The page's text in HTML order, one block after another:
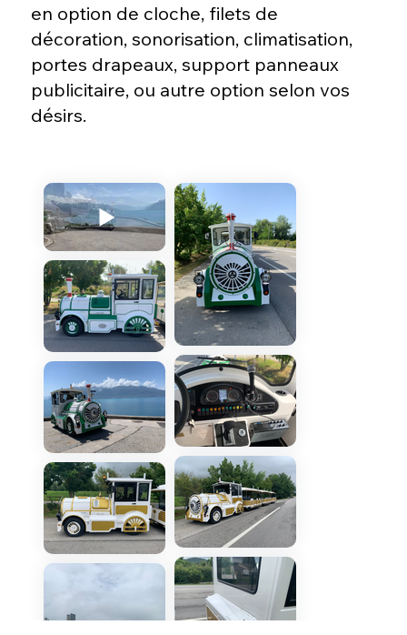
en option de cloche, filets de
décoration, sonorisation, climatisation,
portes drapeaux, support panneaux
publicitaire, ou autre option selon vos
désirs.